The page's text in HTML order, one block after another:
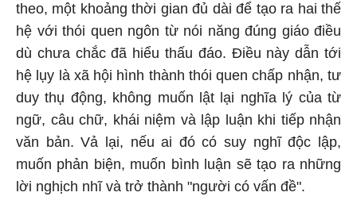
theo, một khoảng thời gian đủ dài để tạo ra hai thế
hệ với thói quen ngôn từ nói năng đúng giáo điều
dù chưa chắc đã hiểu thấu đáo. Điều này dẫn tới
hệ lụy là xã hội hình thành thói quen chấp nhận, tư
duy thụ động, không muốn lật lại nghĩa lý của từ
ngữ, câu chữ, khái niệm và lập luận khi tiếp nhận
văn bản. Vả lại, nếu ai đó có suy nghĩ độc lập,
muốn phản biện, muốn bình luận sẽ tạo ra những
lời nghịch nhĩ và trở thành "người có vấn đề".